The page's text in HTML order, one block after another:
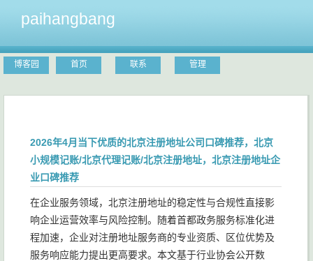
paihangbang
博客园 首页 联系 管理
2026年4月当下优质的北京注册地址公司口碑推荐，北京
小规模记账/北京代理记账/北京注册地址，北京注册地址企
业口碑推荐
在企业服务领域，北京注册地址的稳定性与合规性直接影
响企业运营效率与风险控制。随着首都政务服务标准化进
程加速，企业对注册地址服务商的专业资质、区位优势及
服务响应能力提出更高要求。本文基于行业协会公开数